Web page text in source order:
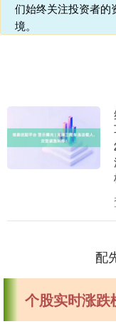
们始终关注投资者的
境。
配
个股实时涨跌